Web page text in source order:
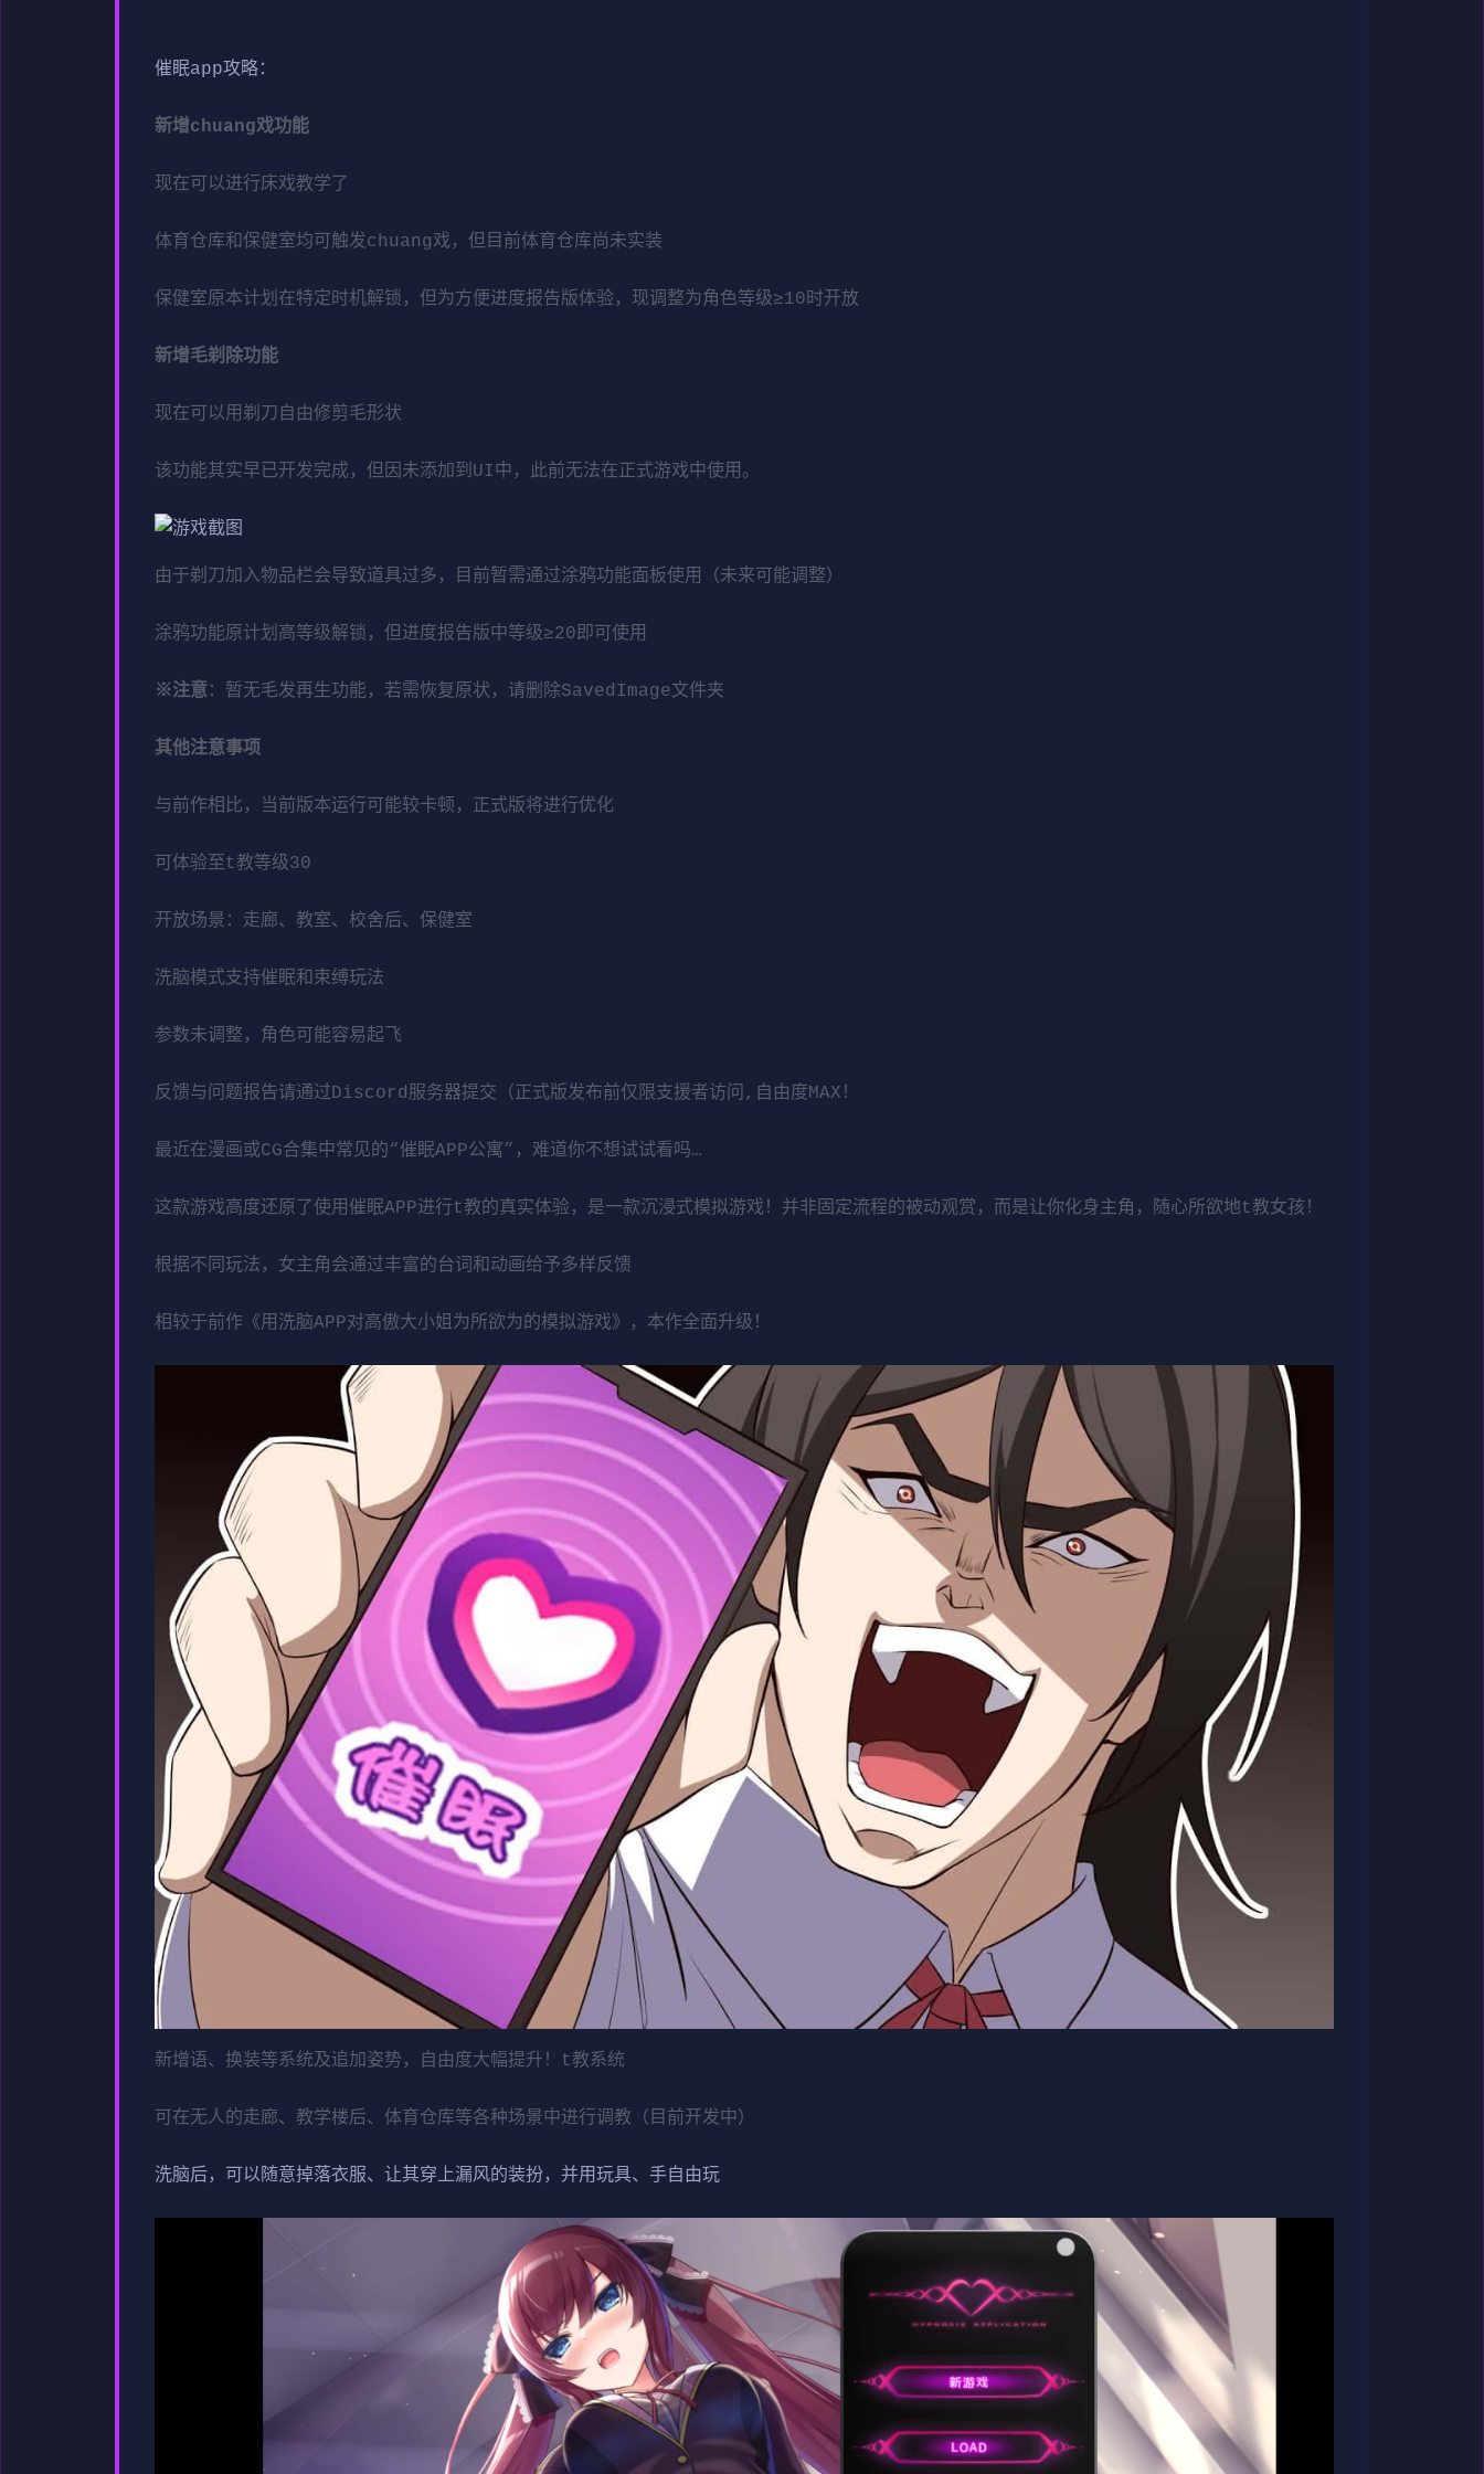
催眠app攻略：
新增chuang戏功能
现在可以进行床戏教学了
体育仓库和保健室均可触发chuang戏，但目前体育仓库尚未实装
保健室原本计划在特定时机解锁，但为方便进度报告版体验，现调整为角色等级≥10时开放
新增毛剃除功能
现在可以用剃刀自由修剪毛形状
该功能其实早已开发完成，但因未添加到UI中，此前无法在正式游戏中使用。
由于剃刀加入物品栏会导致道具过多，目前暂需通过涂鸦功能面板使用（未来可能调整）
涂鸦功能原计划高等级解锁，但进度报告版中等级≥20即可使用
※注意：暂无毛发再生功能，若需恢复原状，请删除SavedImage文件夹
其他注意事项
与前作相比，当前版本运行可能较卡顿，正式版将进行优化
可体验至t教等级30
开放场景：走廊、教室、校舍后、保健室
洗脑模式支持催眠和束缚玩法
参数未调整，角色可能容易起飞
反馈与问题报告请通过Discord服务器提交（正式版发布前仅限支援者访问,自由度MAX！
最近在漫画或CG合集中常见的“催眠APP公寓”，难道你不想试试看吗…
这款游戏高度还原了使用催眠APP进行t教的真实体验，是一款沉浸式模拟游戏！并非固定流程的被动观赏，而是让你化身主角，随心所欲地t教女孩！
根据不同玩法，女主角会通过丰富的台词和动画给予多样反馈
相较于前作《用洗脑APP对高傲大小姐为所欲为的模拟游戏》，本作全面升级！
新增语、换装等系统及追加姿势，自由度大幅提升！t教系统
可在无人的走廊、教学楼后、体育仓库等各种场景中进行调教（目前开发中）
洗脑后，可以随意掉落衣服、让其穿上漏风的装扮，并用玩具、手自由玩